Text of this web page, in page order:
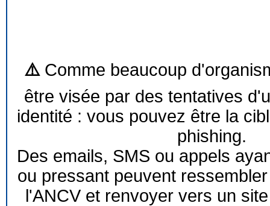
⚠️ Comme beaucoup
être visée par des tentatives
identité : vous pouvez être la
phishing.
Des emails, SMS ou appels
ou pressant peuvent
l'ANCV et renvoyer vers un